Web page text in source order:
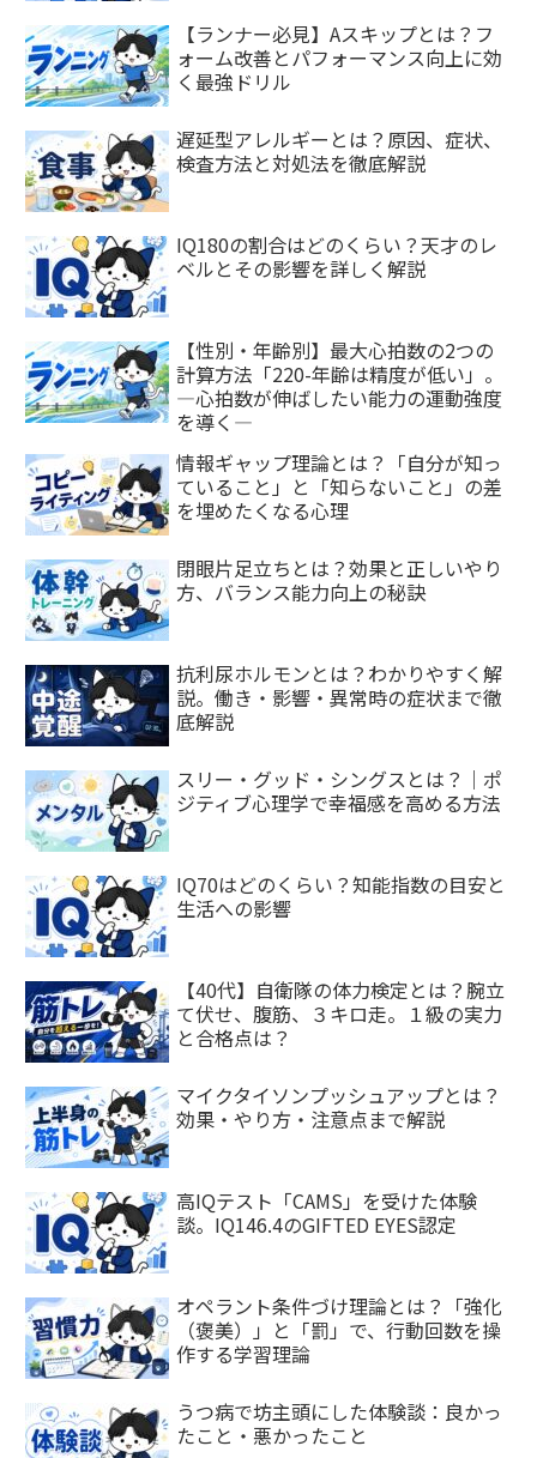
【ランナー必見】Aスキップとは？フ
ォーム改善とパフォーマンス向上に効
く最強ドリル
遅延型アレルギーとは？原因、症状、
検査方法と対処法を徹底解説
IQ180の割合はどのくらい？天才のレ
ベルとその影響を詳しく解説
【性別・年齢別】最大心拍数の2つの
計算方法「220-年齢は精度が低い」。
―心拍数が伸ばしたい能力の運動強度
を導く―
情報ギャップ理論とは？「自分が知っ
ていること」と「知らないこと」の差
を埋めたくなる心理
閉眼片足立ちとは？効果と正しいやり
方、バランス能力向上の秘訣
抗利尿ホルモンとは？わかりやすく解
説。働き・影響・異常時の症状まで徹
底解説
スリー・グッド・シングスとは？｜ポ
ジティブ心理学で幸福感を高める方法
IQ70はどのくらい？知能指数の目安と
生活への影響
【40代】自衛隊の体力検定とは？腕立
て伏せ、腹筋、３キロ走。１級の実力
と合格点は？
マイクタイソンプッシュアップとは？
効果・やり方・注意点まで解説
高IQテスト「CAMS」を受けた体験
談。IQ146.4のGIFTED EYES認定
オペラント条件づけ理論とは？「強化
（褒美）」と「罰」で、行動回数を操
作する学習理論
うつ病で坊主頭にした体験談：良かっ
たこと・悪かったこと